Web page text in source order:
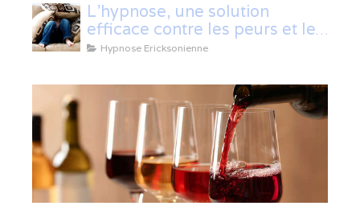
L'hypnose, une solution
efficace contre les peurs et les
phobies
Hypnose Ericksonienne